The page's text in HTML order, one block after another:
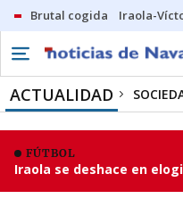
Brutal cogida Iraola-
ACTUALIDAD
FÚTBOL
Iraola se deshace en